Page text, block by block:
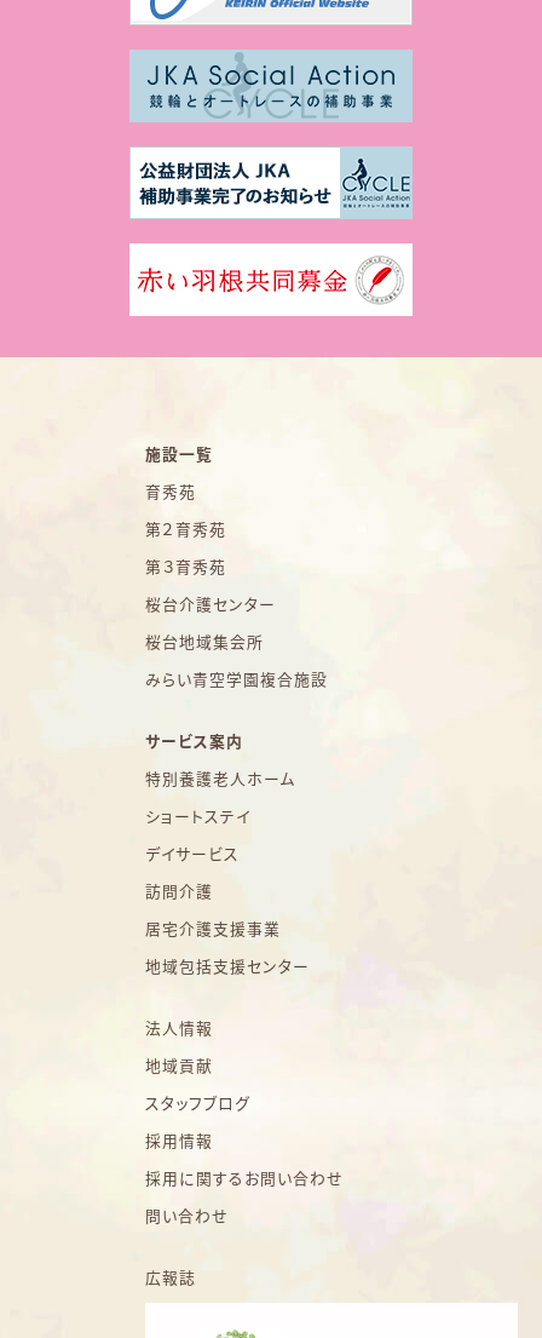
施設一覧
育秀苑
第２育秀苑
第３育秀苑
桜台介護センター
桜台地域集会所
みらい青空学園複合施設
サービス案内
特別養護老人ホーム
ショートステイ
デイサービス
訪問介護
居宅介護支援事業
地域包括支援センター
法人情報
地域貢献
スタッフブログ
採用情報
採用に関するお問い合わせ
問い合わせ
広報誌